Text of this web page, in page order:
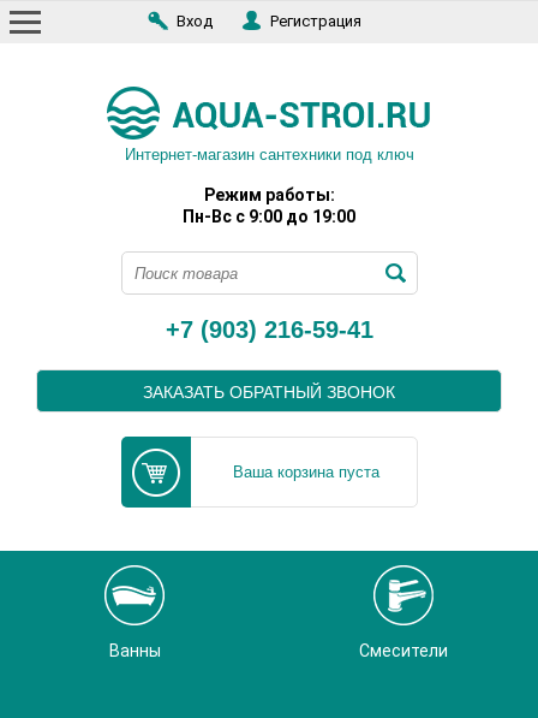
Вход Регистрация
Интернет-магазин сантехники под ключ
Режим работы:
Пн-Вс с 9:00 до 19:00
+7 (903) 216-59-41
ЗАКАЗАТЬ ОБРАТНЫЙ ЗВОНОК
Ваша корзина пуста
Ванны Смесители